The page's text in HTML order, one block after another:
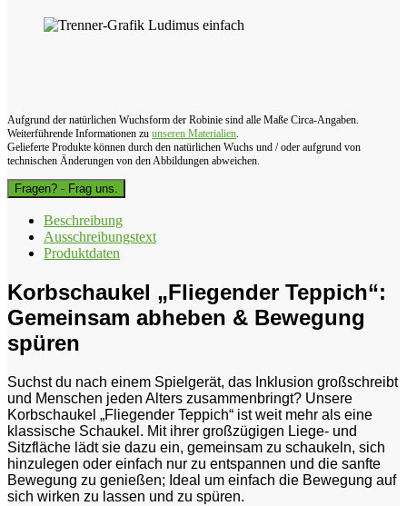
Aufgrund der natürlichen Wuchsform der Robinie sind alle Maße Circa-Angaben.
Weiterführende Informationen zu unseren Materialien.
Gelieferte Produkte können durch den natürlichen Wuchs und / oder aufgrund von
technischen Änderungen von den Abbildungen abweichen.
Fragen? - Frag uns.
Beschreibung
Ausschreibungstext
Produktdaten
Korbschaukel „Fliegender Teppich“:
Gemeinsam abheben & Bewegung
spüren
Suchst du nach einem Spielgerät, das Inklusion großschreibt
und Menschen jeden Alters zusammenbringt? Unsere
Korbschaukel „Fliegender Teppich“ ist weit mehr als eine
klassische Schaukel. Mit ihrer großzügigen Liege- und
Sitzfläche lädt sie dazu ein, gemeinsam zu schaukeln, sich
hinzulegen oder einfach nur zu entspannen und die sanfte
Bewegung zu genießen; Ideal um einfach die Bewegung auf
sich wirken zu lassen und zu spüren.